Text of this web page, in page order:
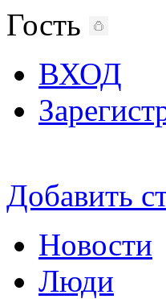
Гость
ВХОД
Добавить
Новости
Люди